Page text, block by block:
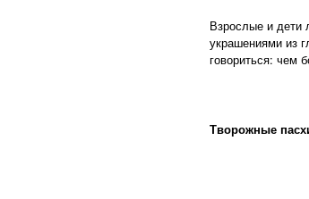
Взрослые и дети
украшениями из
говориться: чем
Творожные